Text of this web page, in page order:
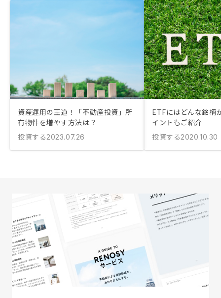
資産運用の王道！「不動産投資」所
有物件を増やす方法は？
投資する2023.07.26
ETFにはどんな銘柄
イントもご紹介
投資する2020.10.30